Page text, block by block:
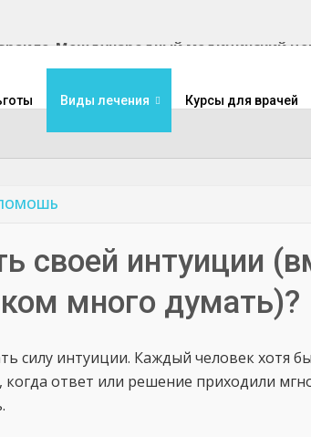
Международный медицинский
Виды лечения Курсы для врачей
ПОМОШЬ
своей интуиции
много думать)?
силу интуиции. Каждый человек хотя
когда ответ или решение приходили